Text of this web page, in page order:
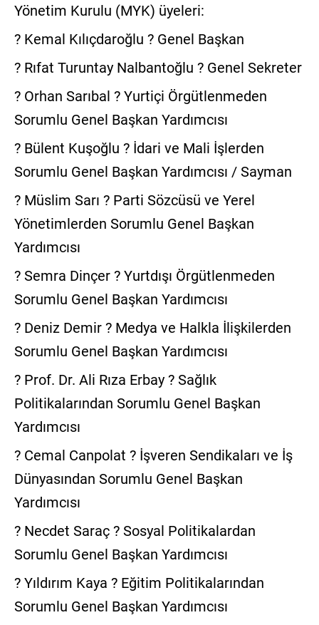
Yönetim Kurulu (MYK) üyeleri:
? Kemal Kılıçdaroğlu ? Genel Başkan
? Rıfat Turuntay Nalbantoğlu ? Genel Sekreter
? Orhan Sarıbal ? Yurtiçi Örgütlenmeden
Sorumlu Genel Başkan Yardımcısı
? Bülent Kuşoğlu ? İdari ve Mali İşlerden
Sorumlu Genel Başkan Yardımcısı / Sayman
? Müslim Sarı ? Parti Sözcüsü ve Yerel
Yönetimlerden Sorumlu Genel Başkan
Yardımcısı
? Semra Dinçer ? Yurtdışı Örgütlenmeden
Sorumlu Genel Başkan Yardımcısı
? Deniz Demir ? Medya ve Halkla İlişkilerden
Sorumlu Genel Başkan Yardımcısı
? Prof. Dr. Ali Rıza Erbay ? Sağlık
Politikalarından Sorumlu Genel Başkan
Yardımcısı
? Cemal Canpolat ? İşveren Sendikaları ve İş
Dünyasından Sorumlu Genel Başkan
Yardımcısı
? Necdet Saraç ? Sosyal Politikalardan
Sorumlu Genel Başkan Yardımcısı
? Yıldırım Kaya ? Eğitim Politikalarından
Sorumlu Genel Başkan Yardımcısı